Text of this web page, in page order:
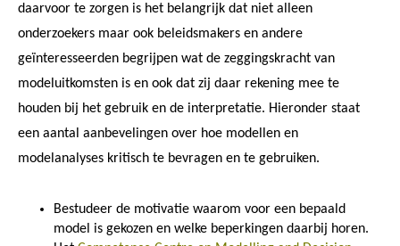
daarvoor te zorgen is het belangrijk dat niet alleen
onderzoekers maar ook beleidsmakers en andere
geïnteresseerden begrijpen wat de zeggingskracht van
modeluitkomsten is en ook dat zij daar rekening mee te
houden bij het gebruik en de interpretatie. Hieronder staat
een aantal aanbevelingen over hoe modellen en
modelanalyses kritisch te bevragen en te gebruiken.
Bestudeer de motivatie waarom voor een bepaald
model is gekozen en welke beperkingen daarbij horen.